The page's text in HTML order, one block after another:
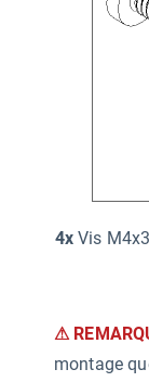
4xVis
⚠
montage